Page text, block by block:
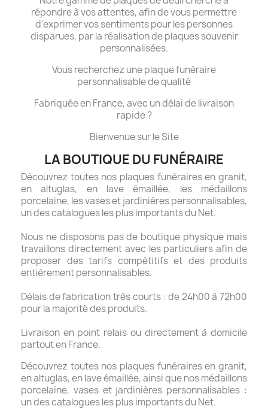
répondre à vos attentes, afin de vous permettre
d'exprimer vos sentiments pour les personnes
disparues, par la réalisation de plaques souvenir
personnalisées.
Vous recherchez une plaque funéraire
personnalisable de qualité
Fabriquée en France, avec un délai de livraison
rapide ?
Bienvenue sur le Site
LA BOUTIQUE DU FUNÉRAIRE
Découvrez toutes nos plaques funéraires en granit,
en altuglas, en lave émaillée, les médaillons
porcelaine, les vases et jardinières personnalisables,
un des catalogues les plus importants du Net.
Nous ne disposons pas de boutique physique mais
travaillons directement avec les particuliers afin de
proposer des tarifs compétitifs et des produits
entièrement personnalisables.
Délais de fabrication très courts : de 24h00 à 72h00
pour la majorité des produits.
Livraison en point relais ou directement à domicile
partout en France.
Découvrez toutes nos plaques funéraires en granit,
en altuglas, en lave émaillée, ainsi que nos médaillons
porcelaine, vases et jardinières personnalisables :
un des catalogues les plus importants du Net.